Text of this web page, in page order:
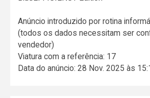
Anúncio introduzido por rotina
(todos os dados necessitam ser
vendedor)
Viatura com a referência: 17
Data do anúncio: 28 Nov. 2025 às